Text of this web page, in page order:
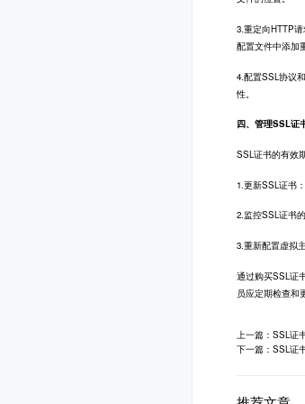
3.重定向HTTP
配置文件中添加
4.配置SSL协议
性。
四、管理SSL证
SSL证书的有效
1.更新SSL证书
2.监控SSL证书
3.重新配置虚拟
通过购买SSL证
员应定期检查和
上一篇：SSL证
下一篇：SSL证